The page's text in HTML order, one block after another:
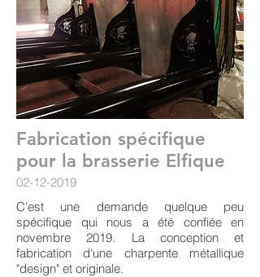
Fabrication spécifique
pour la brasserie Elfique
02-12-2019
C'est une demande quelque peu
spécifique qui nous a été confiée en
novembre 2019. La conception et
fabrication d'une charpente métallique
"design" et originale.